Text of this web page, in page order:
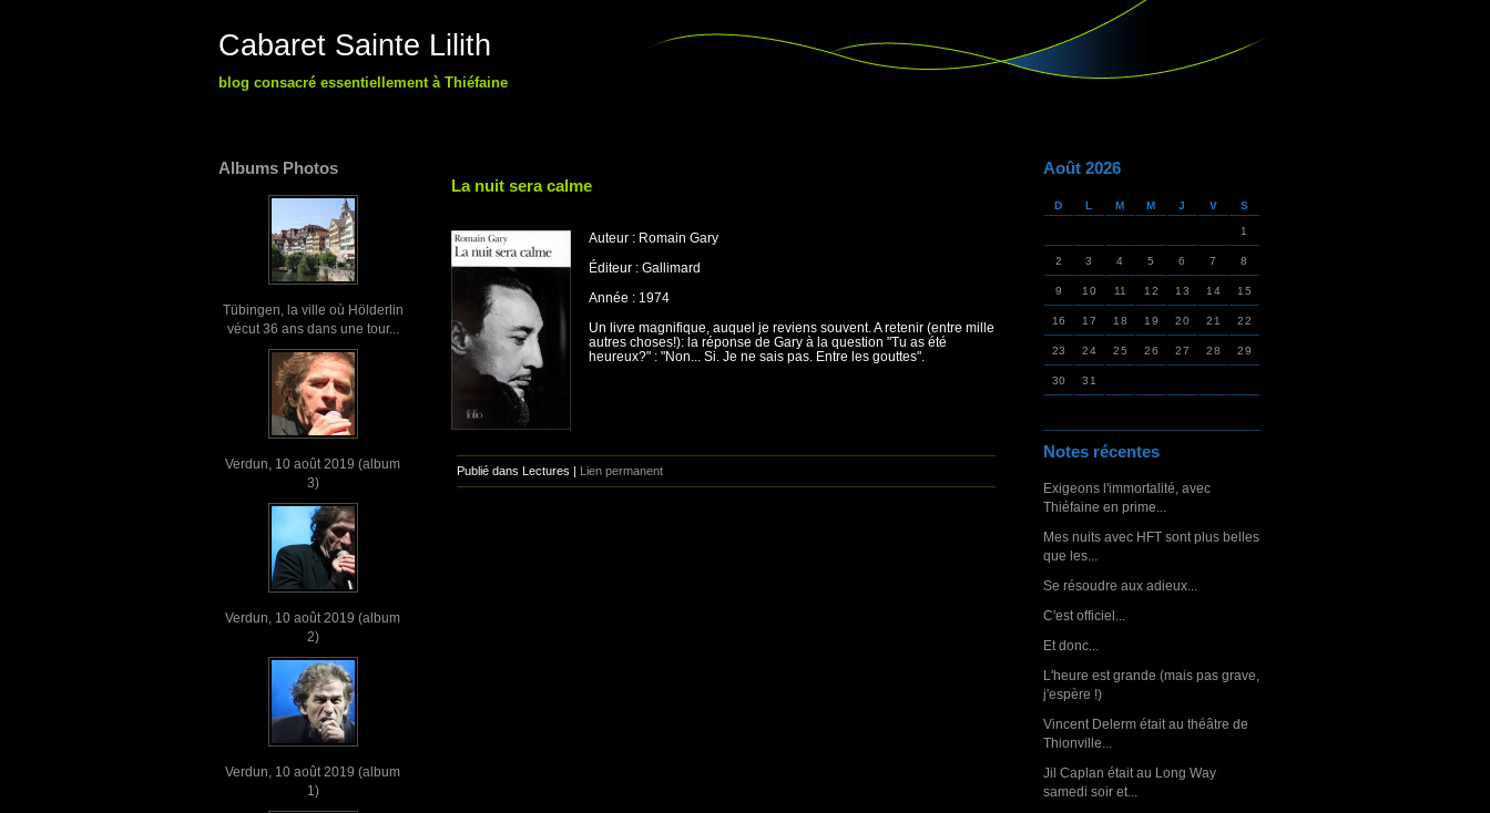
Cabaret Sainte Lilith
blog consacré essentiellement à Thiéfaine
Albums Photos
Tübingen, la ville où Hölderlin
vécut 36 ans dans une tour...
Verdun, 10 août 2019 (album
3)
Verdun, 10 août 2019 (album
2)
Verdun, 10 août 2019 (album
1)
Août 2026
D L M M J V S
1
2 3 4 5 6 7 8
9 10 11 12 13 14 15
16 17 18 19 20 21 22
23 24 25 26 27 28 29
30 31
Notes récentes
Exigeons l'immortalité, avec
Thiéfaine en prime...
Mes nuits avec HFT sont plus belles
que les...
Se résoudre aux adieux...
C'est officiel...
Et donc...
L'heure est grande (mais pas grave,
j'espère !)
Vincent Delerm était au théâtre de
Thionville...
Jil Caplan était au Long Way
samedi soir et...
La nuit sera calme
Auteur : Romain Gary
Éditeur : Gallimard
Année : 1974
Un livre magnifique, auquel je reviens souvent. A retenir (entre mille
autres choses!): la réponse de Gary à la question "Tu as été
heureux?" : "Non... Si. Je ne sais pas. Entre les gouttes".
Publié dans Lectures | Lien permanent